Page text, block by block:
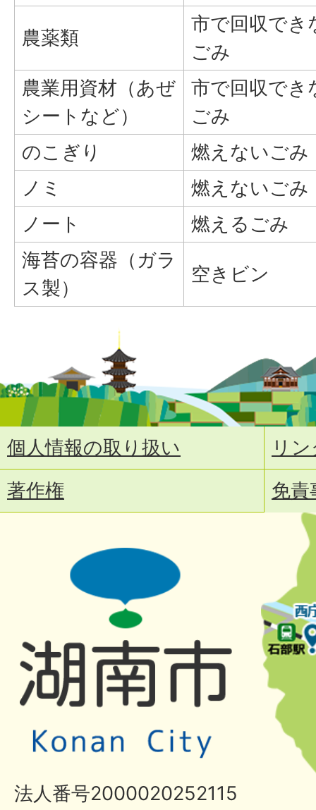
農薬類
市で回収でき
ごみ
農業用資材（あぜ
シートなど）
市で回収でき
ごみ
のこぎり
燃えないごみ
ノミ
燃えないごみ
ノート
燃えるごみ
海苔の容器（ガラ
ス製）
空きビン
個人情報の取り扱い
リ
著作権
免責
法人番号2000020252115